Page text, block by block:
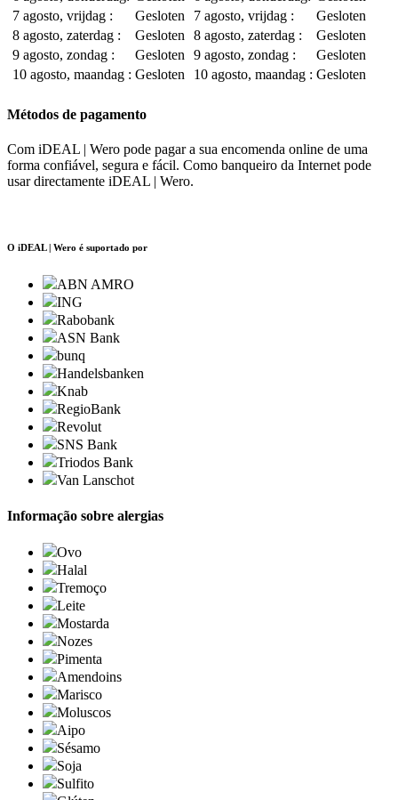
7 agosto, vrijdag :
Gesloten
8 agosto, zaterdag :
Gesloten
9 agosto, zondag :
Gesloten
10 agosto, maandag : Gesloten
7 agosto, vrijdag :
Gesloten
8 agosto, zaterdag :
Gesloten
9 agosto, zondag :
Gesloten
10 agosto, maandag : Gesloten
Métodos de pagamento
Com iDEAL | Wero pode pagar a sua encomenda online de uma
forma confiável, segura e fácil. Como banqueiro da Internet pode
usar directamente iDEAL | Wero.
O iDEAL | Wero é suportado por
ABN AMRO
ING
Rabobank
ASN Bank
bunq
Handelsbanken
Knab
RegioBank
Revolut
SNS Bank
Triodos Bank
Van Lanschot
Informação sobre alergias
Ovo
Halal
Tremoço
Leite
Mostarda
Nozes
Pimenta
Amendoins
Marisco
Moluscos
Aipo
Sésamo
Soja
Sulfito